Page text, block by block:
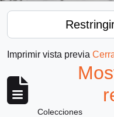
Imprimir vista previa
Colecciones